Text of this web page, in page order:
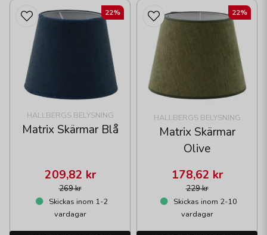
HALLBERGS BELYSNING
Matrix Skärmar Blå
269 kr
209,82 kr
Skickas inom 1-2
vardagar
22%
HALLBERGS BELYSNING
Matrix Skärmar
Olive
229 kr
178,62 kr
Skickas inom 2-10
vardagar
22%